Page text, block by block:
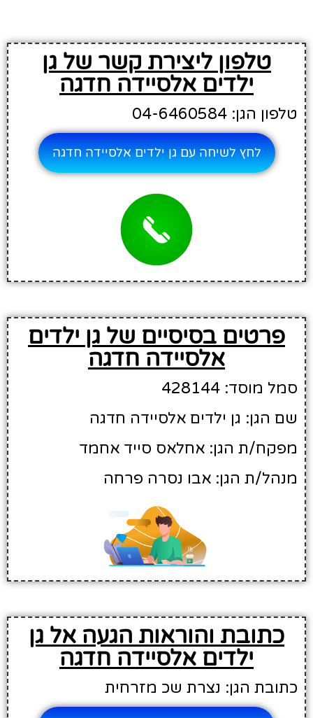
טלפון ליצירת קשר של גן
ילדים אלסיידה חדגה
טלפון הגן: 04-6460584
לחץ לשיחה עם גן ילדים אלסיידה חדגה
פרטים בסיסיים של גן ילדים
אלסיידה חדגה
סמל מוסד: 428144
שם הגן: גן ילדים אלסיידה חדגה
מפקח/ת הגן: אחלאס סייד אחמד
מנהל/ת הגן: אבו נסרה פרחה
כתובת והוראות הגעה אל גן
ילדים אלסיידה חדגה
כתובת הגן: נצרת שכ מזרחית